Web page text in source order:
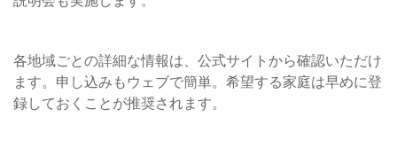
各地域ごとの詳細な情報は、公式サイトから確認いただけ
ます。申し込みもウェブで簡単。希望する家庭は早めに登
録しておくことが推奨されます。